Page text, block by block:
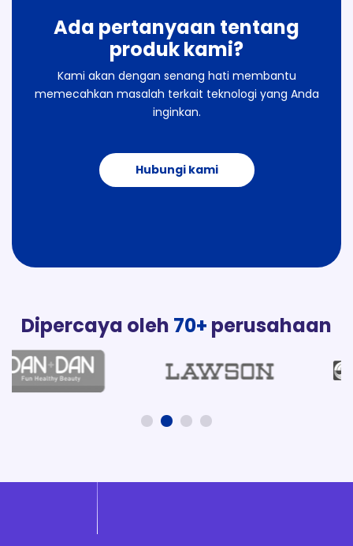
Ada pertanyaan tentang
produk kami?
Kami akan dengan senang hati membantu
memecahkan masalah terkait teknologi yang Anda
inginkan.
Hubungi kami
Dipercaya oleh 70+ perusahaan